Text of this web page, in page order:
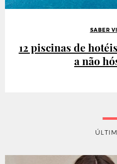
SABER
12 piscinas de
a não